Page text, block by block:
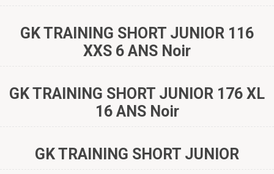
GK TRAINING SHORT JUNIOR 116
XXS 6 ANS Noir
GK TRAINING SHORT JUNIOR 176 XL
16 ANS Noir
GK TRAINING SHORT JUNIOR